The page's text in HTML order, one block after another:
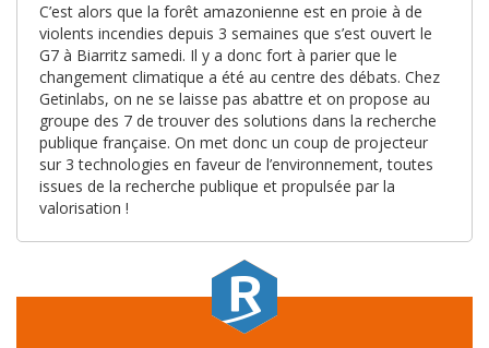
C’est alors que la forêt amazonienne est en proie à de
violents incendies depuis 3 semaines que s’est ouvert le
G7 à Biarritz samedi. Il y a donc fort à parier que le
changement climatique a été au centre des débats. Chez
Getinlabs, on ne se laisse pas abattre et on propose au
groupe des 7 de trouver des solutions dans la recherche
publique française. On met donc un coup de projecteur
sur 3 technologies en faveur de l’environnement, toutes
issues de la recherche publique et propulsée par la
valorisation !